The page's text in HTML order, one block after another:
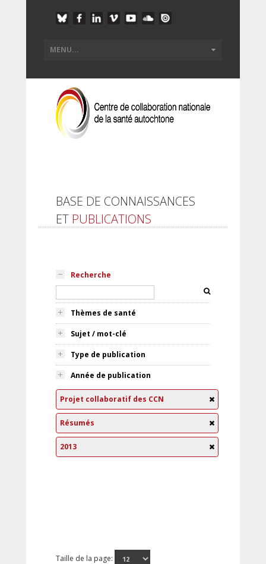
BASE DE CONNAISSANCES
ET PUBLICATIONS
Recherche
Thèmes de santé
Sujet / mot-clé
Type de publication
Année de publication
Projet collaboratif des CCN
Résumés
2013
Taille de la page: